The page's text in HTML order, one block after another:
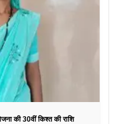
की 30वीं किश्त की राशि